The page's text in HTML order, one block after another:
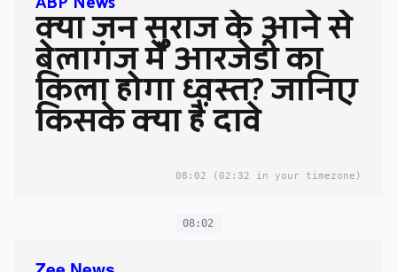
क्या जन सुराज के आने से
बेलागंज में आरजेडी का
किला होगा ध्वस्त? जानिए
किसके क्या हैं दावे
08:02 (02:32 in your timezone)
08:02